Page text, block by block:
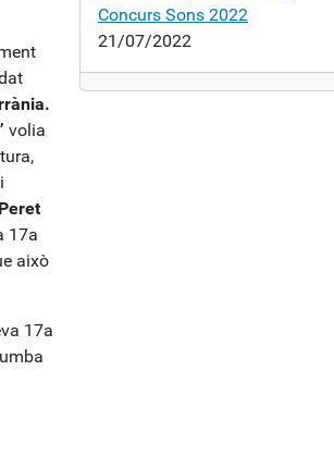
volia
17a
això
17a
Concurs Sons 2022
21/07/2022